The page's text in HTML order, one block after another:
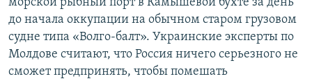
до начала оккупации на обычном старом грузовом
судне типа «Волго-балт». Украинские эксперты по
Молдове считают, что Россия ничего серьезного не
сможет предпринять, чтобы помешать